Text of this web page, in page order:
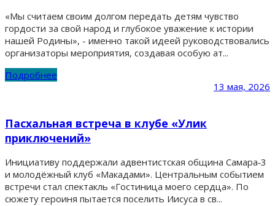
«Мы считаем своим долгом передать детям чувство
гордости за свой народ и глубокое уважение к истории
нашей Родины», - именно такой идеей руководствовались
организаторы мероприятия, создавая особую ат...
Подробнее
13 мая, 2026
Пасхальная встреча в клубе «Улик
приключений»
Инициативу поддержали адвентистская община Самара‑3
и молодёжный клуб «Макадами». Центральным событием
встречи стал спектакль «Гостиница моего сердца». По
сюжету героиня пытается поселить Иисуса в св...